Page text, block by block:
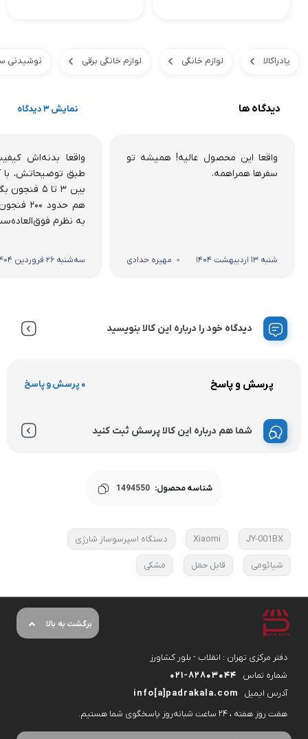
پادراکالا لوازم خانگی لوازم خانگی برقی نوشیدنی
دیدگاه ها نمایش 3 دیدگاه
واقعا این محصول عالیه! همیشه تو
سفرها همراهمه.
شنبه 13 اردیبهشت 1404 مهیره حدادی
واقعا بدنه‌اش
طبق توضیحاتش،
بین ۳ تا ۵
هم حدود
به نظرم
سه‌شنبه 26 فروردین 1404
دیدگاه خود را درباره این کالا بنویسید
پرسش و پاسخ 0 پرسش و پاسخ
شما هم درباره این کالا پرسش ثبت کنید
شناسه محصول: 1494550
JY-001BX
Xiaomi دستگاه اسپرسوساز شارژی
شیائومی قابل حمل مشکی
برگشت به بالا
دفتر مرکزی تهران : انقلاب - بلور کشاورز
شماره تماس
۰۲۱-۸۲۸۰۳۰۴۴
آدرس ایمیل
info[a]padrakala.com
هفت روز هفته ، ۲۴ ساعت شبانه‌روز پاسخگوی شما هستیم.